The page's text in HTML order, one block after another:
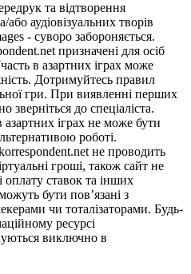
та відтворення
аудіовізуальних творів
- суворо забороняється.
призначені для осіб
в азартних іграх може
Дотримуйтесь правил
гри. При виявленні перших
зверніться до спеціаліста.
іграх не може бути
роботі.
не проводить
гроші, також сайт не
оплату ставок та інших
бути пов’язані з
чи тоталізаторами. Будь-
ресурсі
виключно в